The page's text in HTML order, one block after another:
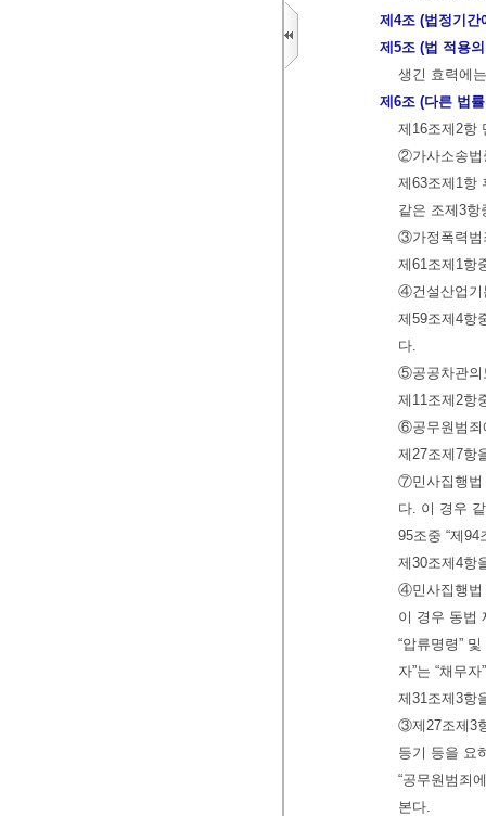
제4조 (법정기간
제5조 (법 적용
생긴 효력에
제6조 (다른 법
제16조제2항
②가사소송법
제63조제1항
같은 조제3항
③가정폭력범
제61조제1항
④건설산업기
제59조제4항
다.
⑤공공차관의
제11조제2항
⑥공무원범죄
제27조제7항
⑦민사집행법
다. 이 경우
95조중 “제94
제30조제4항
④민사집행법
이 경우 동법
“압류명령”
자”는 “채무
제31조제3항
③제27조제3
등기 등을 요
“공무원범죄
본다.